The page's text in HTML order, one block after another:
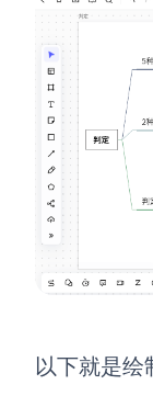
知识
探索
定价
以下就是绘